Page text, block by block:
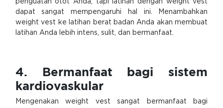
penguatan otot Anda, tapi latihan dengan weight vest
dapat sangat mempengaruhi hal ini. Menambahkan
weight vest ke latihan berat badan Anda akan membuat
latihan Anda lebih intens, sulit, dan bermanfaat.
4. Bermanfaat bagi sistem
kardiovaskular
Mengenakan weight vest sangat bermanfaat bagi